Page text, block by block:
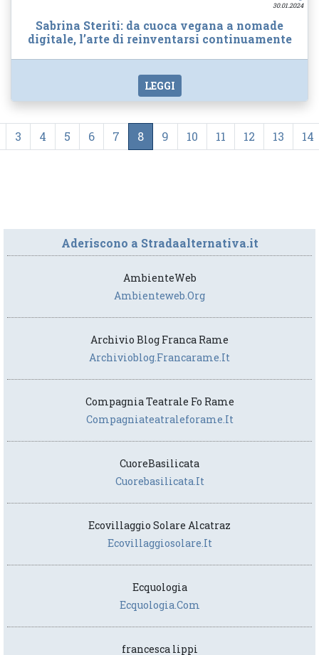
30.01.2024
Sabrina Steriti: da cuoca vegana a nomade
digitale, l’arte di reinventarsi continuamente
LEGGI
3 4 5 6 7 8 9 10 11 12 13 14
Aderiscono a Stradaalternativa.it
AmbienteWeb
Ambienteweb.org
Archivio Blog Franca Rame
Archivioblog.francarame.it
Compagnia Teatrale Fo Rame
Compagniateatraleforame.it
CuoreBasilicata
Cuorebasilicata.it
Ecovillaggio Solare Alcatraz
Ecovillaggiosolare.it
Ecquologia
Ecquologia.com
francesca lippi